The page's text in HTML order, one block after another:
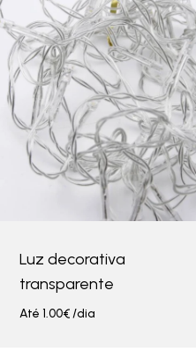
Luz decorativa
transparente
Até 1.00€/dia